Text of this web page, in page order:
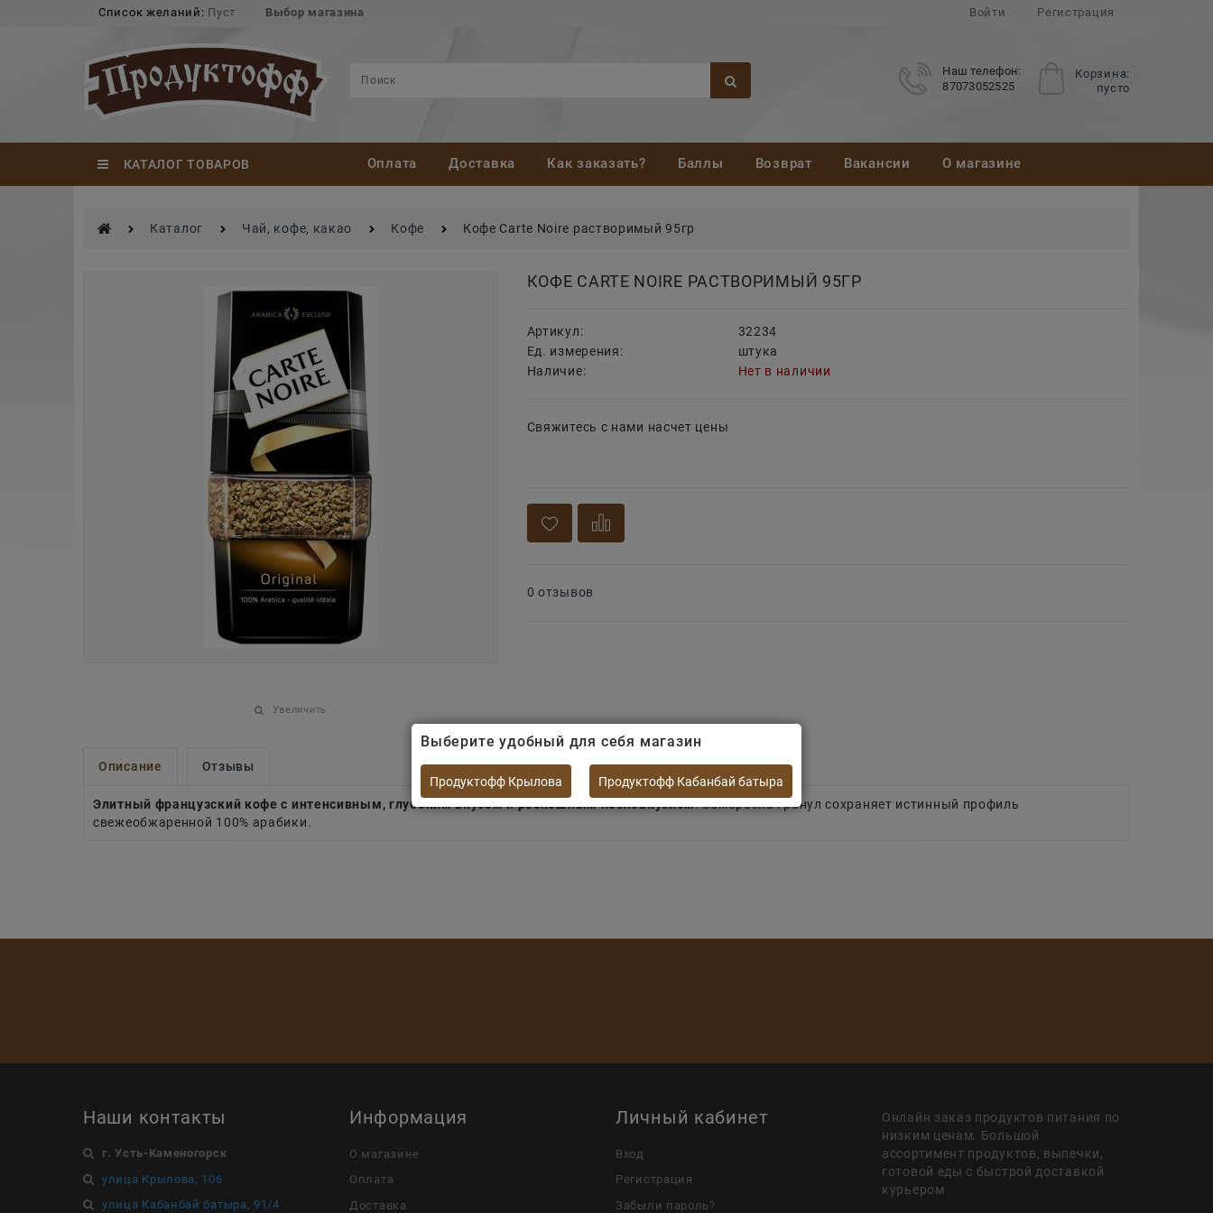
Список желаний: Пуст Выбор магазина Войти Регистрация
Корзина:
пусто
Наш телефон:
87073052525
КАТАЛОГ ТОВАРОВ Оплата Доставка Как заказать? Баллы Возврат Вакансии О магазине
Каталог Чай, кофе, какао Кофе Кофе Carte Noire растворимый 95гр
Увеличить
КОФЕ CARTE NOIRE РАСТВОРИМЫЙ 95ГР
Артикул:
32234
Ед. измерения:
штука
Наличие:
Нет в наличии
Свяжитесь с нами насчет цены
0 отзывов
Описание Отзывы
Элитный французский кофе с интенсивным, глубоким вкусом и роскошным послевкусием. Заморозка гранул сохраняет истинный профиль
свежеобжаренной 100% арабики.
Наши контакты
г. Усть-Каменогорск
улица Крылова, 106
улица Кабанбай батыра, 91/4
Информация
О магазине
Оплата
Доставка
Личный кабинет
Вход
Регистрация
Забыли пароль?
Онлайн заказ продуктов питания по
низким ценам. Большой
ассортимент продуктов, выпечки,
готовой еды с быстрой доставкой
курьером
Выберите удобный для себя магазин
Продуктофф Крылова Продуктофф Кабанбай батыра